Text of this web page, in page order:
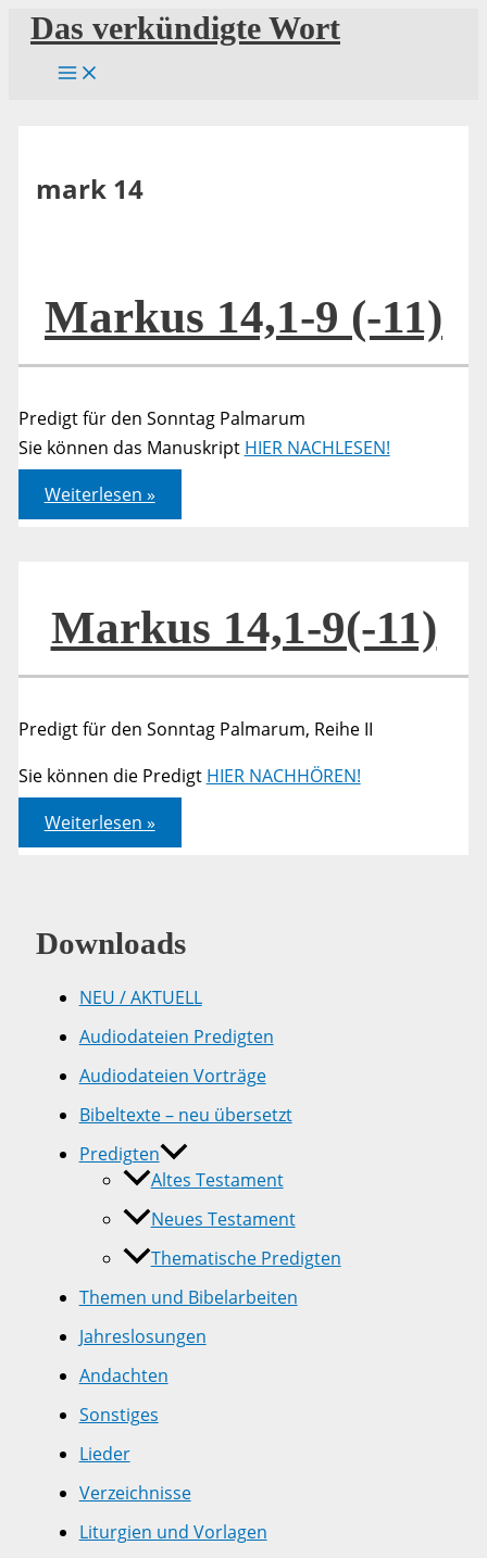
Zum
Inhalt
springen
Das verkündigte Wort
mark 14
Markus 14,1-9 (-11)
Predigt für den Sonntag Palmarum
Sie können das Manuskript HIER NACHLESEN!
Markus
14,1-
9
Weiterlesen »
Markus 14,1-9(-11)
Predigt für den Sonntag Palmarum, Reihe II
Sie können die Predigt HIER NACHHÖREN!
Markus
14,1-
9(-11)
Weiterlesen »
Downloads
NEU / AKTUELL
Audiodateien Predigten
Audiodateien Vorträge
Bibeltexte – neu übersetzt
Predigten
Altes Testament
Neues Testament
Thematische Predigten
Themen und Bibelarbeiten
Jahreslosungen
Andachten
Sonstiges
Lieder
Verzeichnisse
Liturgien und Vorlagen